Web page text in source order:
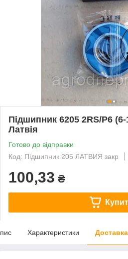
Підшипник 6205 2RS/P6
Латвія
Готово до відправки
Код: Підшипник 205 ЛАТВИЯ закр
100,33 ₴
Характеристики Доставка